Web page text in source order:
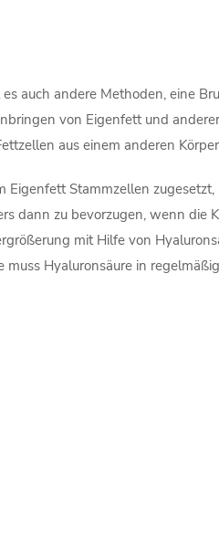
auch andere Methoden, eine
von Eigenfett und
aus einem anderen
Eigenfett Stammzellen
dann zu bevorzugen, wenn die
mit Hilfe von
muss Hyaluronsäure in